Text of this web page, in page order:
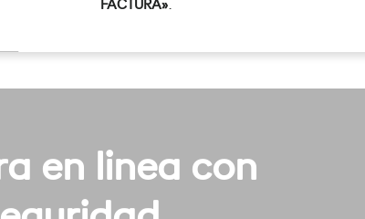
FACTURA».
en linea con